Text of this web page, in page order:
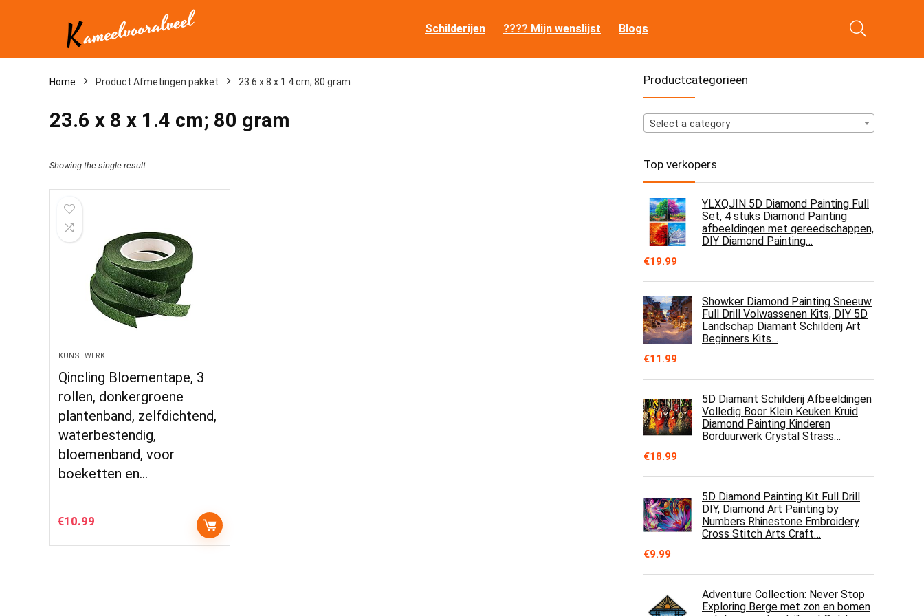
Schilderijen ???? Mijn wenslijst Blogs
Home Product Afmetingen pakket ‎23.6 x 8 x 1.4 cm; 80 gram
‎23.6 x 8 x 1.4 cm; 80 gram
Showing the single result
KUNSTWERK
Qincling Bloementape, 3
rollen, donkergroene
plantenband, zelfdichtend,
waterbestendig,
bloemenband, voor
boeketten en…
€10.99
Productcategorieën
Select a category
Top verkopers
YLXQJIN 5D Diamond Painting Full
Set, 4 stuks Diamond Painting
afbeeldingen met gereedschappen,
DIY Diamond Painting…
€19.99
Showker Diamond Painting Sneeuw
Full Drill Volwassenen Kits, DIY 5D
Landschap Diamant Schilderij Art
Beginners Kits…
€11.99
5D Diamant Schilderij Afbeeldingen
Volledig Boor Klein Keuken Kruid
Diamond Painting Kinderen
Borduurwerk Crystal Strass…
€18.99
5D Diamond Painting Kit Full Drill
DIY, Diamond Art Painting by
Numbers Rhinestone Embroidery
Cross Stitch Arts Craft…
€9.99
Adventure Collection: Never Stop
Exploring Berge met zon en bomen